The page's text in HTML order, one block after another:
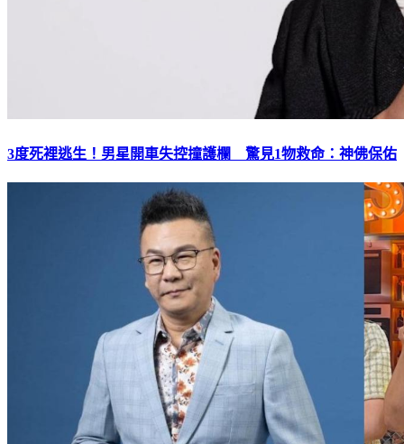
3度死裡逃生！男星開車失控撞護欄 驚見1物救命：神佛保佑